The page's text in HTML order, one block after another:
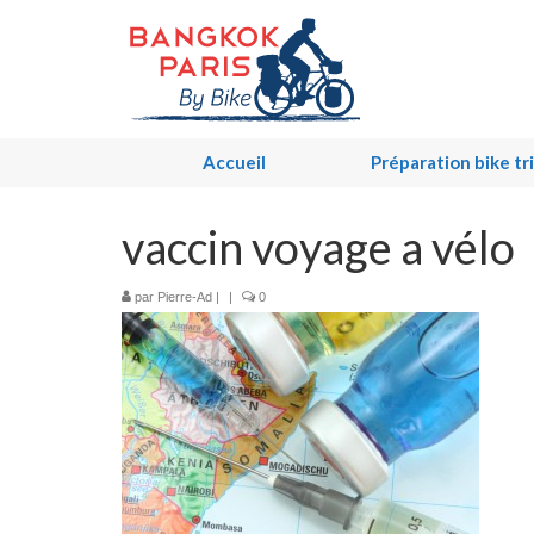
Accueil Préparation bike
vaccin voyage a vélo
par Pierre-Ad | | 0